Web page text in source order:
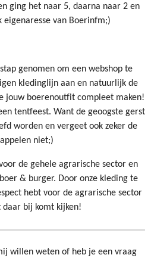
ging het naar 5, daarna naar 2 en
eigenaresse van Boerinfm;)
genomen om een webshop te
kledinglijn aan en natuurlijk de
jouw boerenoutfit compleet maken!
tentfeest. Want de geoogste gerst
worden en vergeet ook zeker de
niet;)
de gehele agrarische sector en
& burger. Door onze kleding te
hebt voor de agrarische sector
daar bij komt kijken!
willen weten of heb je een vraag